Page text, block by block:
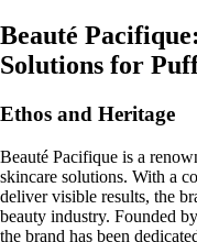
Beauté
Solutions for
Ethos and Heritage
Beauté Pacifique is a
skincare solutions. With a
deliver visible results, the
beauty industry. Founded
the brand has been